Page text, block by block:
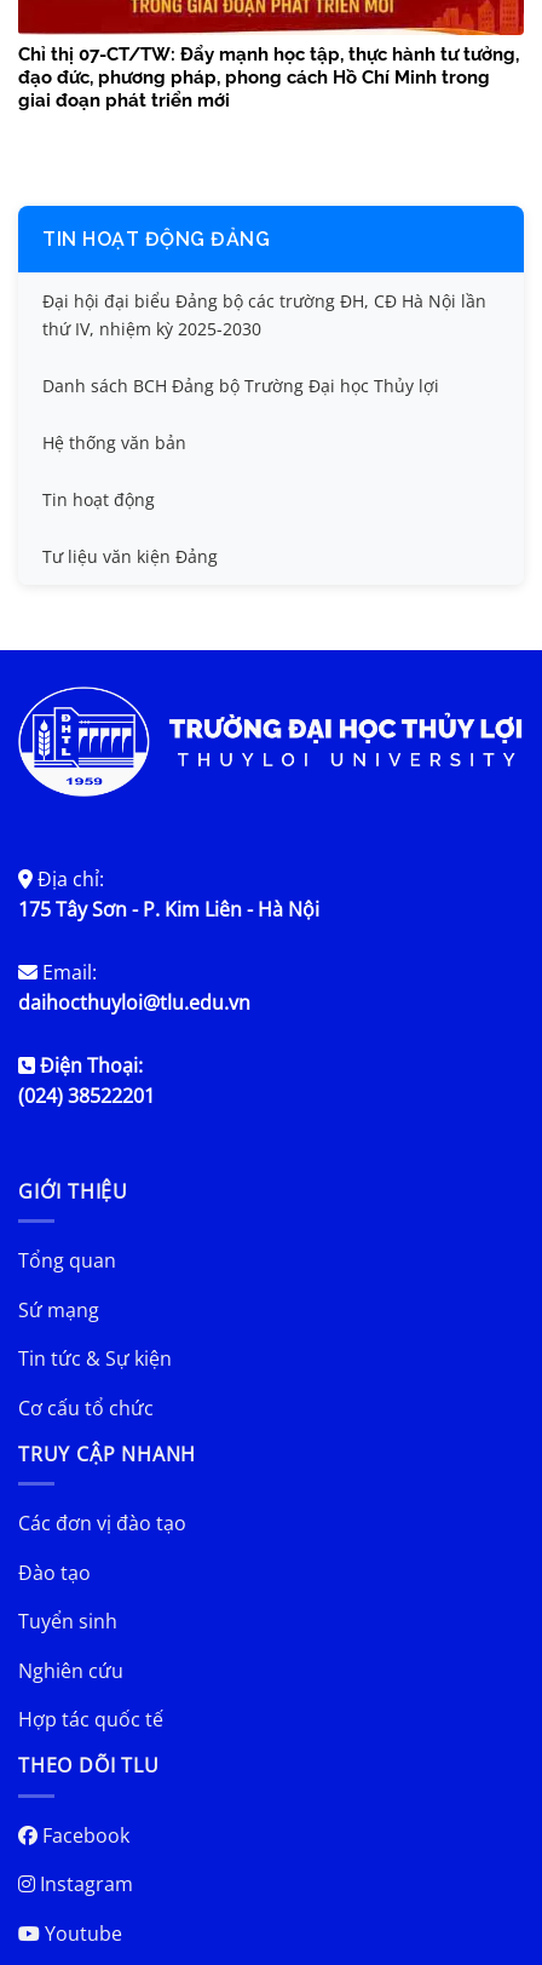
Chỉ thị 07-CT/TW: Đẩy mạnh học tập, thực hành tư tưởng,
đạo đức, phương pháp, phong cách Hồ Chí Minh trong
giai đoạn phát triển mới
TIN HOẠT ĐỘNG ĐẢNG
Đại hội đại biểu Đảng bộ các trường ĐH, CĐ Hà Nội lần
thứ IV, nhiệm kỳ 2025-2030
Danh sách BCH Đảng bộ Trường Đại học Thủy lợi
Hệ thống văn bản
Tin hoạt động
Tư liệu văn kiện Đảng
Địa chỉ:
175 Tây Sơn - P. Kim Liên - Hà Nội
Email:
daihocthuyloi@tlu.edu.vn
Điện Thoại:
(024) 38522201
GIỚI THIỆU
Tổng quan
Sứ mạng
Tin tức & Sự kiện
Cơ cấu tổ chức
TRUY CẬP NHANH
Các đơn vị đào tạo
Đào tạo
Tuyển sinh
Nghiên cứu
Hợp tác quốc tế
THEO DÕI TLU
Facebook
Instagram
Youtube